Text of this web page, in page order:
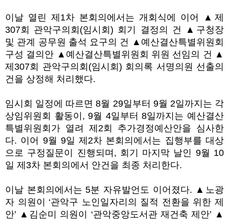
이날 열린 제1차 본회의에서는 개회식에 이어 ▲제
307회 관악구의회(임시회) 회기 결정의 건 ▲구청장
및 관계 공무원 출석 요구의 건 ▲예산결산특별위원회
구성 결의안 ▲예산결산특별위원회 위원 선임의 건 ▲
제307회 관악구의회(임시회) 회의록 서명의원 선출의
건을 상정해 처리했다.
임시회 일정에 따르면 8월 29일부터 9월 2일까지는 각
상임위원회 활동이, 9월 4일부터 8일까지는 예산결산
특별위원회가 열려 제2회 추가경정예산안을 심사한
다. 이어 9월 9일 제2차 본회의에서는 집행부를 대상
으로 구정질문이 진행되며, 회기 마지막 날인 9월 10
일 제3차 본회의에서 안건을 최종 처리한다.
이날 본회의에서는 5분 자유발언도 이어졌다. ▲노광
자 의원이 ‘관악구 노인일자리의 질적 전환을 위한 제
안’ ▲김순미 의원이 ‘관악중앙도서관 재건축 제안’ ▲